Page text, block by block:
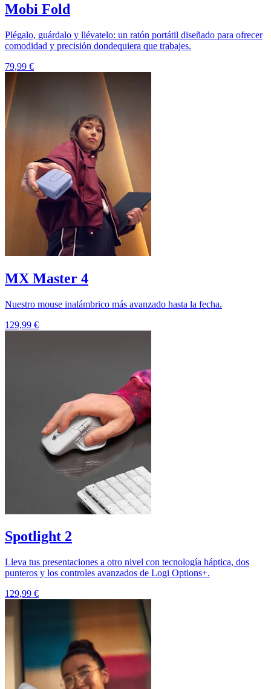
Mobi Fold
Plégalo, guárdalo y llévatelo: un ratón portátil diseñado para ofrecer
comodidad y precisión dondequiera que trabajes.
79,99 €
MX Master 4
Nuestro mouse inalámbrico más avanzado hasta la fecha.
129,99 €
Spotlight 2
Lleva tus presentaciones a otro nivel con tecnología háptica, dos
punteros y los controles avanzados de Logi Options+.
129,99 €